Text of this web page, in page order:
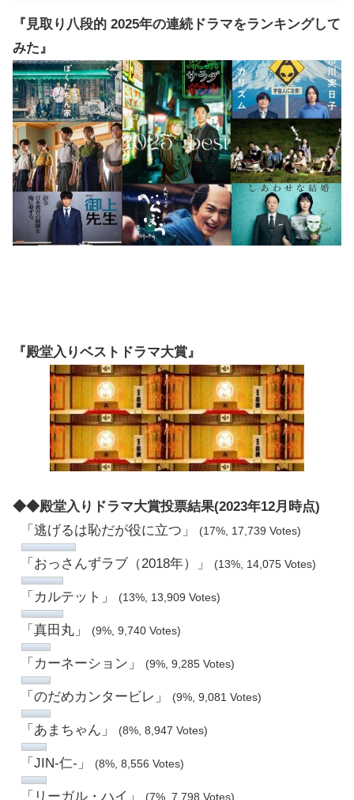
『見取り八段的 2025年の連続ドラマをランキングして
みた』
『殿堂入りベストドラマ大賞』
◆◆殿堂入りドラマ大賞投票結果(2023年12月時点)
「逃げるは恥だが役に立つ」
(17%, 17,739 Votes)
「おっさんずラブ（2018年）」 (13%, 14,075 Votes)
「カルテット」 (13%, 13,909 Votes)
「真田丸」 (9%, 9,740 Votes)
「カーネーション」 (9%, 9,285 Votes)
「のだめカンタービレ」 (9%, 9,081 Votes)
「あまちゃん」 (8%, 8,947 Votes)
「JIN-仁-」 (8%, 8,556 Votes)
「リーガル・ハイ」 (7%, 7,798 Votes)